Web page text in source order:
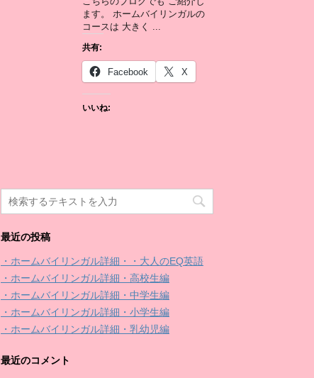
ます。 ホームバイリンガルの
コースは 大きく ...
共有:
Facebook X
いいね:
最近の投稿
・ホームバイリンガル詳細・・大人のEQ英語
・ホームバイリンガル詳細・高校生編
・ホームバイリンガル詳細・中学生編
・ホームバイリンガル詳細・小学生編
・ホームバイリンガル詳細・乳幼児編
最近のコメント